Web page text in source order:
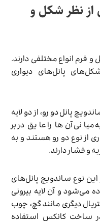
از نظر شکل و
فرم انواع مختلفی دارند.
پانل‌های دیواری
پانل دو رو، از دو لایه
آن‌ها را عایق در بر
از نوع دو رو هستند و به
و فشار دارند.
این نوع ساندویچ پانل‌های
می‌شود و آن لایه بیرونی
دیگری مانند گچ، چوب
ساخت کانکس استفاده